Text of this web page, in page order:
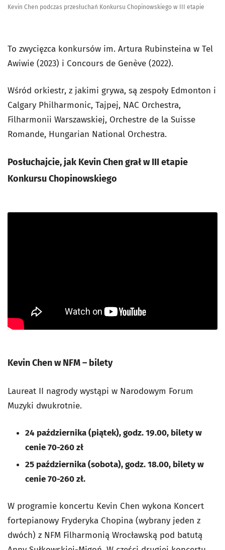
Kevin Chen podczas przesłuchań Konkursu Chopinowskiego w III etapie
To zwycięzca konkursów im. Artura Rubinsteina w Tel
Awiwie (2023) i Concours de Genève (2022).
Wśród orkiestr, z jakimi grywa, są zespoły Edmonton i
Calgary Philharmonic, Tajpej, NAC Orchestra,
Filharmonii Warszawskiej, Orchestre de la Suisse
Romande, Hungarian National Orchestra.
Posłuchajcie, jak Kevin Chen grał w III etapie
Konkursu Chopinowskiego
Kevin Chen w NFM – bilety
Laureat II nagrody wystąpi w Narodowym Forum
Muzyki dwukrotnie.
24 października (piątek), godz. 19.00, bilety w
cenie 70-260 zł
25 października (sobota), godz. 18.00, bilety w
cenie 70-260 zł.
W programie koncertu Kevin Chen wykona Koncert
fortepianowy Fryderyka Chopina (wybrany jeden z
dwóch) z NFM Filharmonią Wrocławską pod batutą